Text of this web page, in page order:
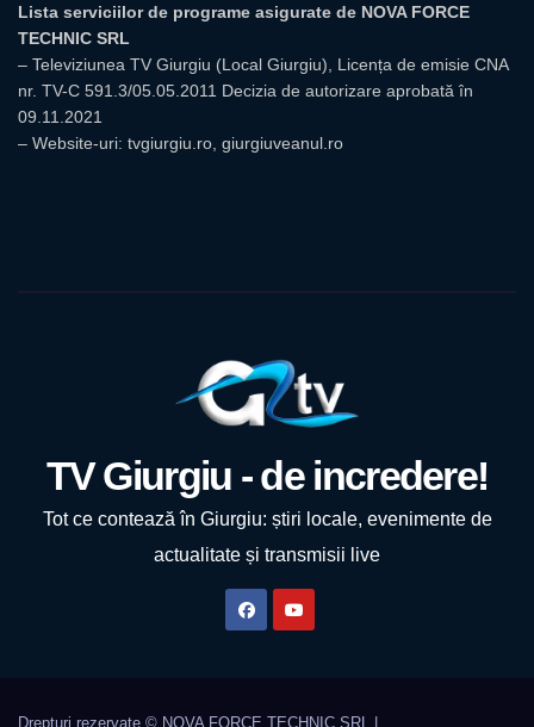
Lista serviciilor de programe asigurate de NOVA FORCE
TECHNIC SRL
– Televiziunea TV Giurgiu (Local Giurgiu), Licența de emisie CNA
nr. TV-C 591.3/05.05.2011 Decizia de autorizare aprobată în
09.11.2021
– Website-uri: tvgiurgiu.ro, giurgiuveanul.ro
TV Giurgiu - de incredere!
Tot ce contează în Giurgiu: știri locale, evenimente de
actualitate și transmisii live